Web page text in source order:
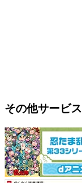
その他サービス